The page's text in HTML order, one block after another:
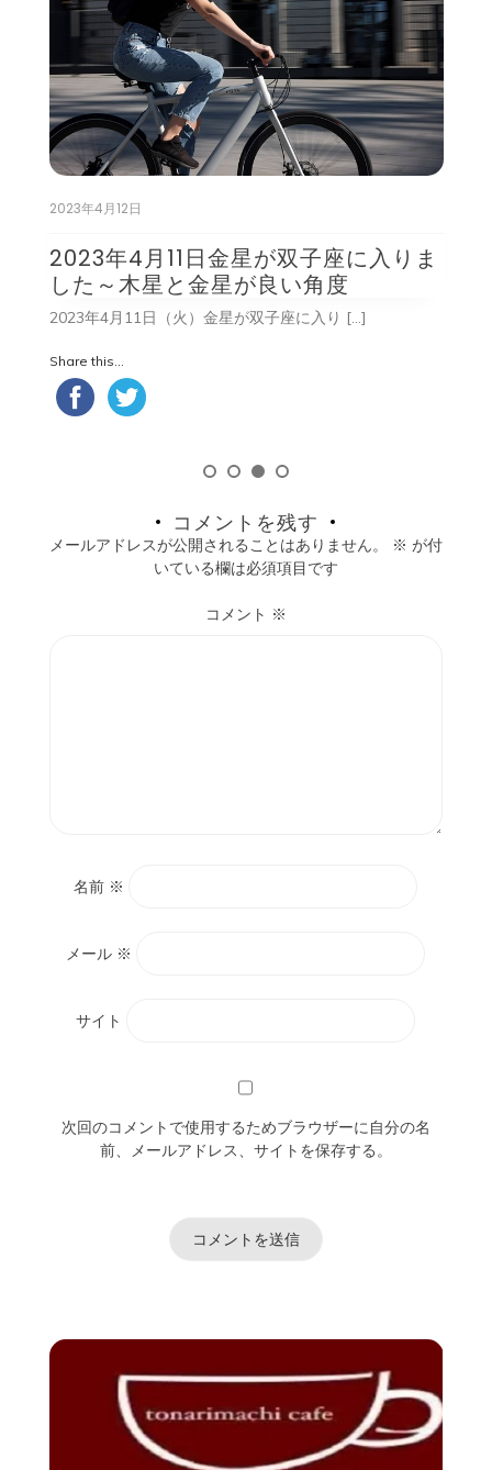
ン
2023年4月12日
2023年4月11日金星が双子座に入りま
した～木星と金星が良い角度
2023年4月11日（火）金星が双子座に入り […]
Share this...
コメントを残す
メールアドレスが公開されることはありません。 ※ が付
いている欄は必須項目です
コメント ※
名前 ※
メール ※
サイト
次回のコメントで使用するためブラウザーに自分の名
前、メールアドレス、サイトを保存する。